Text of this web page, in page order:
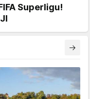
Superligu!